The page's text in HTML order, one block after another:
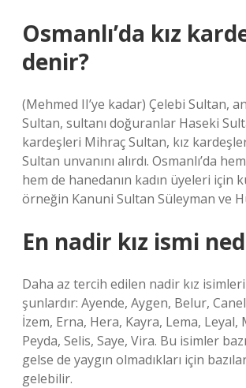
Osmanlı’da kız
denir?
(Mehmed II’ye kadar) Çelebi Sultan,
Sultan, sultanı doğuranlar Haseki
kardeşleri Mihraç Sultan, kız
Sultan unvanını alırdı. Osmanlı’da
hem de hanedanın kadın üyeleri için
örneğin Kanuni Sultan Süleyman ve
En nadir kız ismi
Daha az tercih edilen nadir kız
şunlardır: Ayende, Aygen, Belur,
İzem, Erna, Hera, Kayra, Lema, Leyal,
Peyda, Selis, Saye, Vira. Bu isimler
gelse de yaygın olmadıkları için
gelebilir.